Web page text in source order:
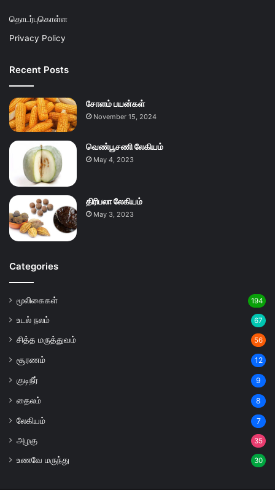
தொடர்புகொள்ள
Privacy Policy
Recent Posts
சோளம் பயன்கள்
November 15, 2024
வெண்பூசணி லேகியம்
May 4, 2023
திரிபலா லேகியம்
May 3, 2023
Categories
மூலிகைகள் 194
உடல் நலம் 67
சித்த மருத்துவம் 56
சூரணம் 12
குடிநீர் 9
தைலம் 8
லேகியம் 7
அழகு 35
உணவே மருந்து 30